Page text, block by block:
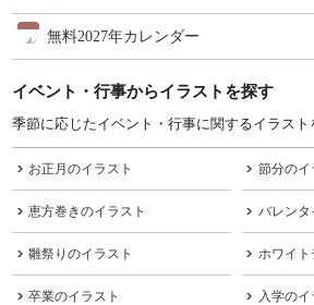
無料2027年カレンダー
イベント・行事からイラストを探す
季節に応じたイベント・行事に関するイラスト
お正月のイラスト 節分のイ
恵方巻きのイラスト バレンタ
雛祭りのイラスト ホワイト
卒業のイラスト 入学のイ